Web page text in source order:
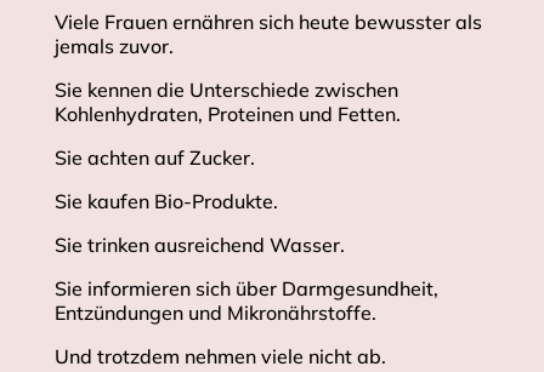
Viele Frauen ernähren sich heute bewusster als
jemals zuvor.
Sie kennen die Unterschiede zwischen
Kohlenhydraten, Proteinen und Fetten.
Sie achten auf Zucker.
Sie kaufen Bio-Produkte.
Sie trinken ausreichend Wasser.
Sie informieren sich über Darmgesundheit,
Entzündungen und Mikronährstoffe.
Und trotzdem nehmen viele nicht ab.